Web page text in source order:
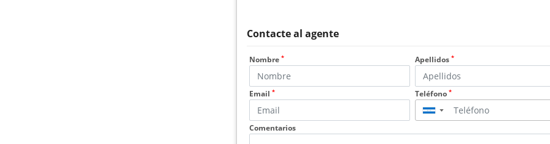
Contacte al agente
Nombre * Apellidos *
Email * Teléfono *
▼
Comentarios